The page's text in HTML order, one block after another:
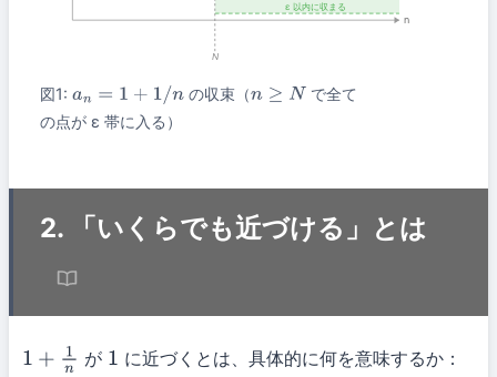
n
N
ε 以内に収まる
図1: an=1+ 1/ n の収束（n≥N
で全て
の点が ε 帯に入る）
2. 「いくらでも近づける」とは
1+1n が 1 に近づくとは、具体的に何を意味するか：